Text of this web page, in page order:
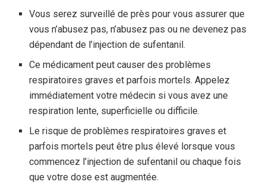
Vous serez surveillé de près pour vous assurer que
vous n’abusez pas, n’abusez pas ou ne devenez pas
dépendant de l’injection de sufentanil.
Ce médicament peut causer des problèmes
respiratoires graves et parfois mortels. Appelez
immédiatement votre médecin si vous avez une
respiration lente, superficielle ou difficile.
Le risque de problèmes respiratoires graves et
parfois mortels peut être plus élevé lorsque vous
commencez l’injection de sufentanil ou chaque fois
que votre dose est augmentée.